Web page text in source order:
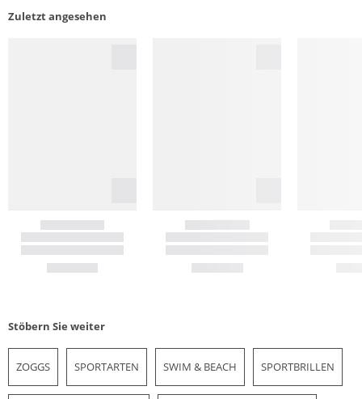
Zuletzt angesehen
Stöbern Sie weiter
ZOGGS SPORTARTEN SWIM & BEACH SPORTBRILLEN